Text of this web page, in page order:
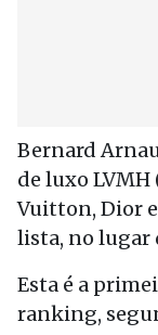
Bernard
de luxo LVMH
Vuitton, Dior
lista, no lugar
Esta é a
ranking,